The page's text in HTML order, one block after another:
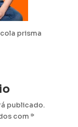
prisma
publicado.
com *